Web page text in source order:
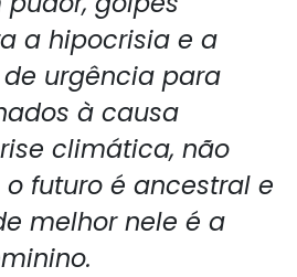
a hipocrisia e a
urgência para
à causa
climática, não
futuro é ancestral e
melhor nele é a